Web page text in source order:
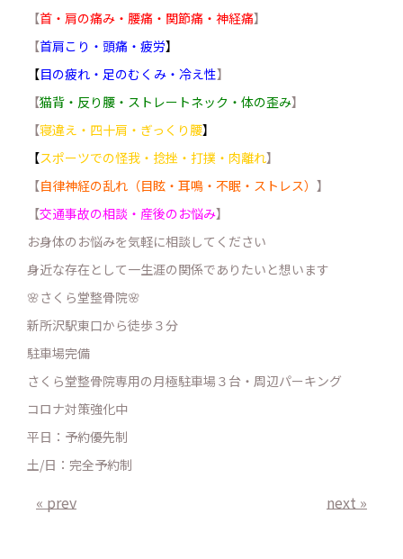
【首・肩の痛み・腰痛・関節痛・神経痛】
【首肩こり・頭痛・疲労】
【目の疲れ・足のむくみ・冷え性】
【猫背・反り腰・ストレートネック・体の歪み】
【寝違え・四十肩・ぎっくり腰】
【スポーツでの怪我・捻挫・打撲・肉離れ】
【自律神経の乱れ（目眩・耳鳴・不眠・ストレス） 】
【交通事故の相談・産後のお悩み】
お身体のお悩みを気軽に相談してください
身近な存在として一生涯の関係でありたいと想います
🌸さくら堂整骨院🌸
新所沢駅東口から徒歩３分
駐車場完備
さくら堂整骨院専用の月極駐車場３台・周辺パーキング
コロナ対策強化中
平日：予約優先制
土/日：完全予約制
« prev next »